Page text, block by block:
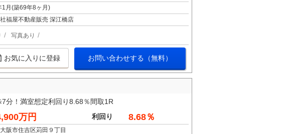
1月(築69年8ヶ月)
福屋不動産販売 深江橋店
写真あり
お気に入りに登録 お問い合わせする（無料）
！満室想定利回り8.68％間取1R
万円 利回り 8.68％
阪市住吉区苅田９丁目